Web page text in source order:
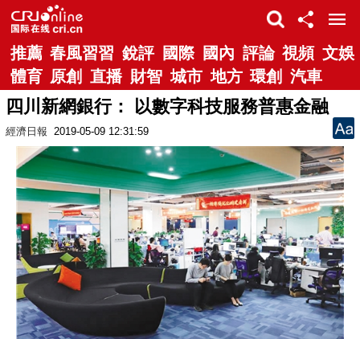
推薦 春風習習 銳評 國際 國內 評論 視頻 文娛
體育 原創 直播 財智 城市 地方 環創 汽車
四川新網銀行： 以數字科技服務普惠金融
經濟日報 2019-05-09 12:31:59